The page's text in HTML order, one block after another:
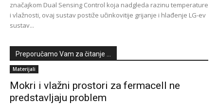
značajkom Dual Sensing Control koja nadgleda razinu temperature
i vlažnosti, ovaj sustav postiže učinkovitije grijanje i hlađenje LG-ev
sustav...
Preporučamo Vam za čitanje ...
Materijali
Mokri i vlažni prostori za fermacell ne
predstavljaju problem